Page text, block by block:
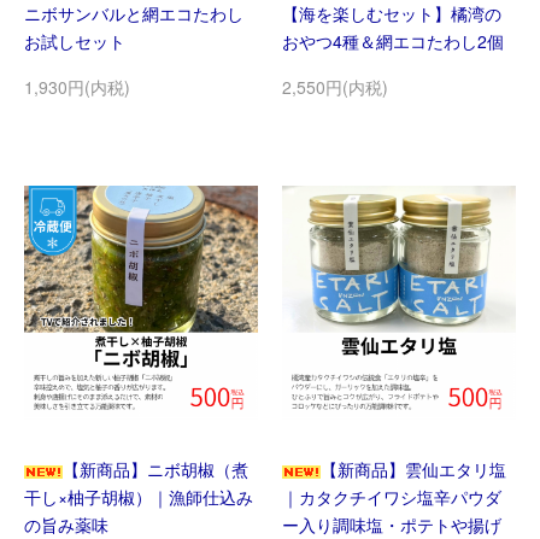
ニボサンバルと網エコたわし
お試しセット
1,930円(内税)
【海を楽しむセット】橘湾の
おやつ4種＆網エコたわし2個
2,550円(内税)
【新商品】ニボ胡椒（煮
干し×柚子胡椒）｜漁師仕込み
の旨み薬味
【新商品】雲仙エタリ塩
｜カタクチイワシ塩辛パウダ
ー入り調味塩・ポテトや揚げ